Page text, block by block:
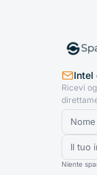
Intel
Ricevi
Niente